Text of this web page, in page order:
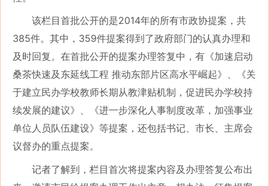
该栏目首批公开的是2014年的所有市政协提案，共
385件。其中，359件提案得到了政府部门的认真办理和
及时回复。在首批公开的提案办理答复中，有《加速启动
桑茶快速及东延线工程 推动东部片区高水平崛起》、《关
于建立民办学校教师长期从教津贴机制，促进民办学校持
续发展的建议》、《进一步深化人事制度改革，加强事业
单位人员队伍建设》等提案，还包括书记、市长、主席会
议督办的重点提案。
记者了解到，栏目首次将提案内容及办理答复公布出